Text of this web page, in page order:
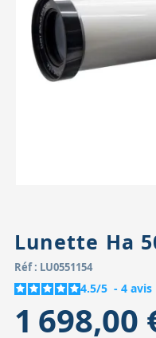
Accessoires pour
Pièces détachées
Lunette Ha
Réf : LU0551154
4.5/5 - 4 avis
1 698,00